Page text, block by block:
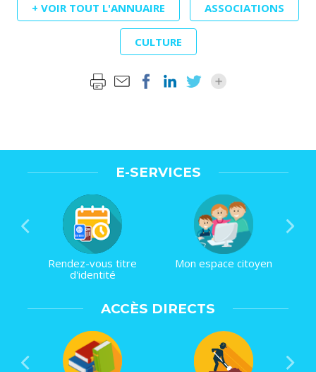
+ VOIR TOUT L'ANNUAIRE ASSOCIATIONS
CULTURE
E-SERVICES
Rendez-vous titre
d'identité
Mon espace citoyen
ACCÈS DIRECTS